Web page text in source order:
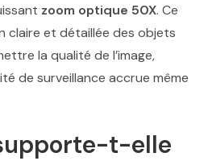
zoom optique 50X. Ce
claire et détaillée des objets
la qualité de l’image,
de surveillance accrue même
t-elle